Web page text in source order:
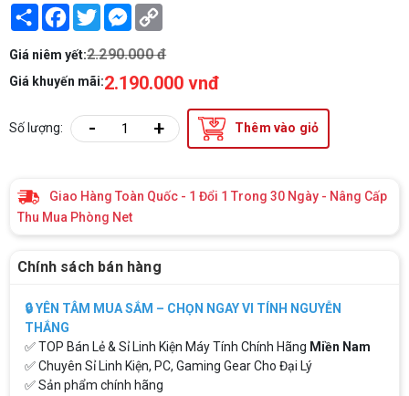
Share Facebook
TwitterMessenger
Giá niêm yết:2.290.000 đ
Giá khuyến mãi:2.190.000 vnđ
Số lượng: - + Thêm vào giỏ
Giao Hàng Toàn Quốc - 1 Đổi 1 Trong 30 Ngày - Nâng Cấp
Thu Mua Phòng Net
Chính sách bán hàng
🔒 YÊN TÂM MUA SẮM – CHỌN NGAY VI TÍNH NGUYỄN
THẮNG
✅ TOP Bán Lẻ & Sỉ Linh Kiện Máy Tính Chính Hãng Miền Nam
✅ Chuyên Sỉ Linh Kiện, PC, Gaming Gear Cho Đại Lý
✅ Sản phẩm chính hãng